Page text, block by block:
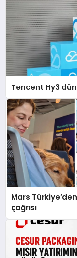
Tencent Hy3
Mars
çağrısı